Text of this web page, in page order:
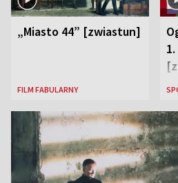
„Miasto 44” [zwiastun]
FILM FABULARNY